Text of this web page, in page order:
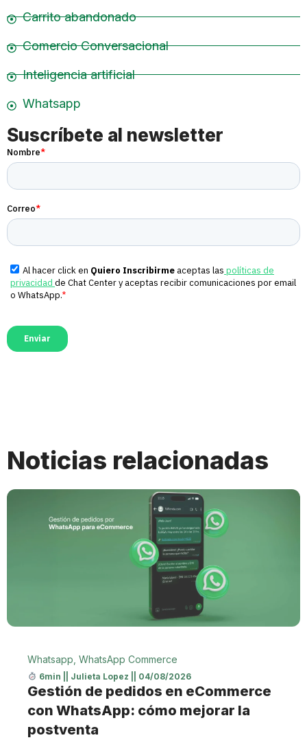
Carrito abandonado
Comercio Conversacional
Inteligencia artificial
Whatsapp
Suscríbete al newsletter
Noticias relacionadas
Whatsapp WhatsApp Commerce
6min Julieta Lopez 04/08/2026
Gestión de pedidos en eCommerce
con WhatsApp: cómo mejorar la
postventa